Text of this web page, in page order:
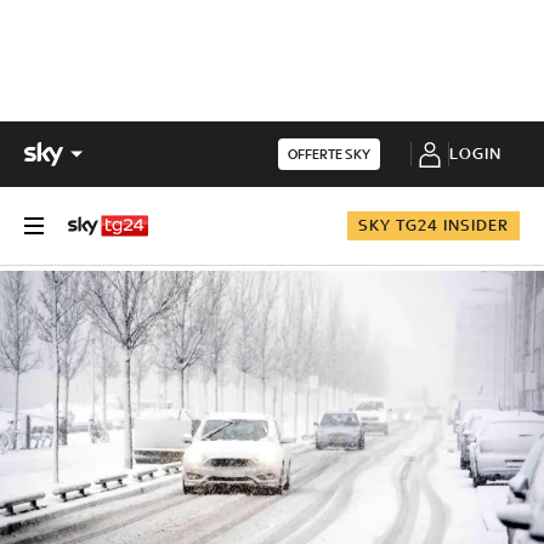
OFFERTE SKY LOGIN
SKY TG24 INSIDER